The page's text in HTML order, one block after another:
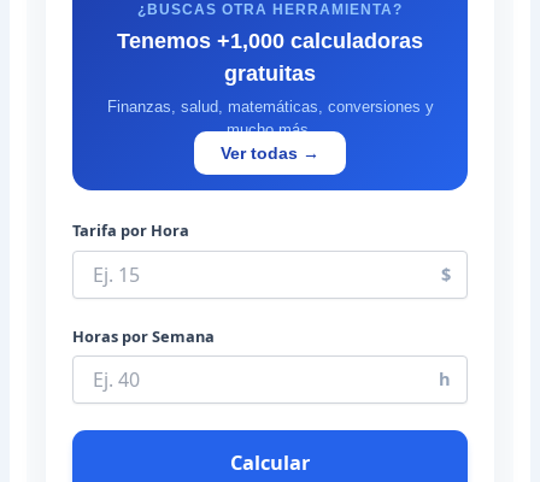
¿BUSCAS OTRA HERRAMIENTA?
Tenemos +1,000 calculadoras
gratuitas
Finanzas, salud, matemáticas, conversiones y
mucho más.
Ver todas →
Tarifa por Hora
$
Horas por Semana
h
Calcular